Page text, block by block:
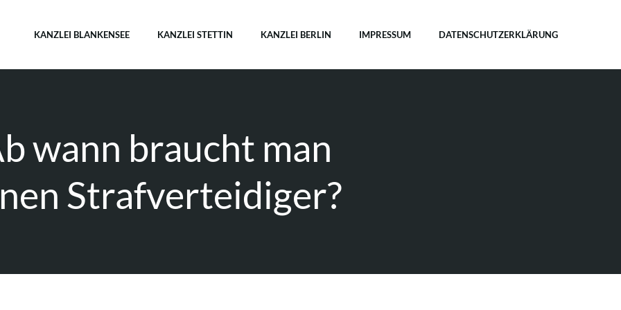
KANZLEI BLANKENSEE KANZLEI STETTIN KANZLEI BERLIN IMPRESSUM DATENSCHUTZERKLÄRUNG
wann braucht man
Strafverteidiger?